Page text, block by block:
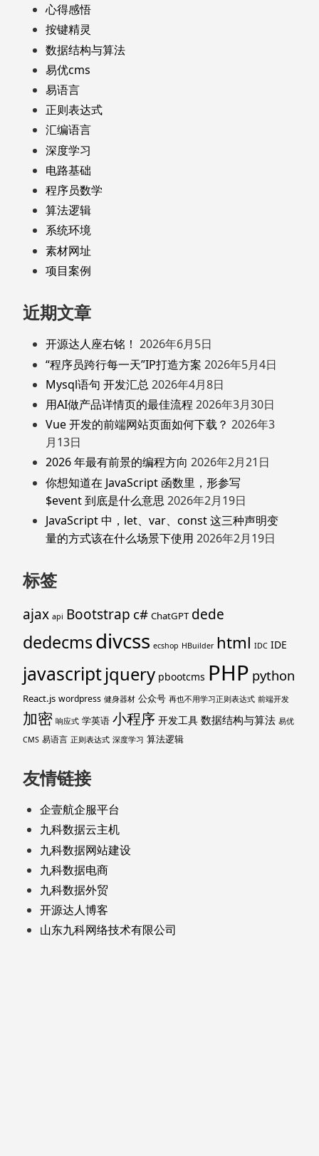
心得感悟
按键精灵
数据结构与算法
易优cms
易语言
正则表达式
汇编语言
深度学习
电路基础
程序员数学
算法逻辑
系统环境
素材网址
项目案例
近期文章
开源达人座右铭！ 2026年6月5日
“程序员跨行每一天”IP打造方案 2026年5月4日
Mysql语句 开发汇总 2026年4月8日
用AI做产品详情页的最佳流程 2026年3月30日
Vue 开发的前端网站页面如何下载？ 2026年3
月13日
2026 年最有前景的编程方向 2026年2月21日
你想知道在 JavaScript 函数里，形参写
$event 到底是什么意思 2026年2月19日
JavaScript 中，let、var、const 这三种声明变
量的方式该在什么场景下使用 2026年2月19日
标签
ajax api Bootstrap c# ChatGPT dede
dedecmsdivcss ecshop HBuilder html IDC IDE
javascriptjquery pbootcms PHP python
React.js wordpress 健身器材 公众号 再也不用学习正则表达式 前端开发
加密 响应式 学英语 小程序 开发工具 数据结构与算法 易优
CMS 易语言 正则表达式 深度学习 算法逻辑
友情链接
企壹航企服平台
九科数据云主机
九科数据网站建设
九科数据电商
九科数据外贸
开源达人博客
山东九科网络技术有限公司